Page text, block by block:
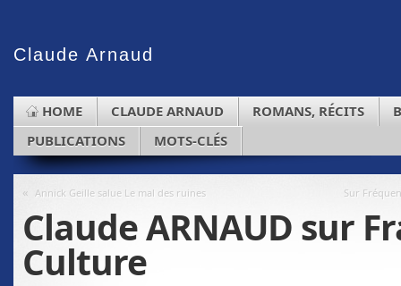
Claude Arnaud
HOME CLAUDE ARNAUD ROMANS, RÉCITS
PUBLICATIONS
MOTS-CLÉS
« Annick Geille salue Le mal des ruines Sur
Claude ARNAUD sur
Culture